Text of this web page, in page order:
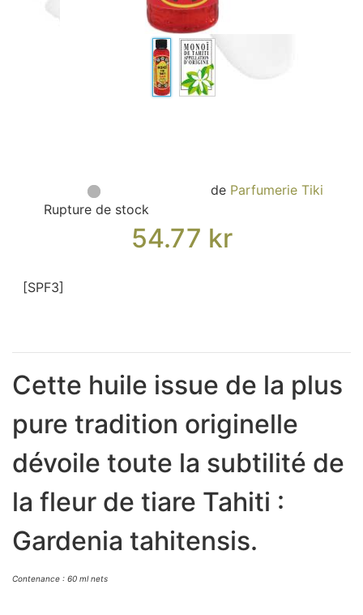
Sacs, Bijoux et Accessoires (33)
Retour et remboursement
Nous contacter
Rupture de stock
de Parfumerie Tiki
54.77 kr
[SPF3]
Cette huile issue de la plus
pure tradition originelle
dévoile toute la subtilité de
la fleur de tiare Tahiti :
Gardenia tahitensis.
Contenance : 60 ml nets